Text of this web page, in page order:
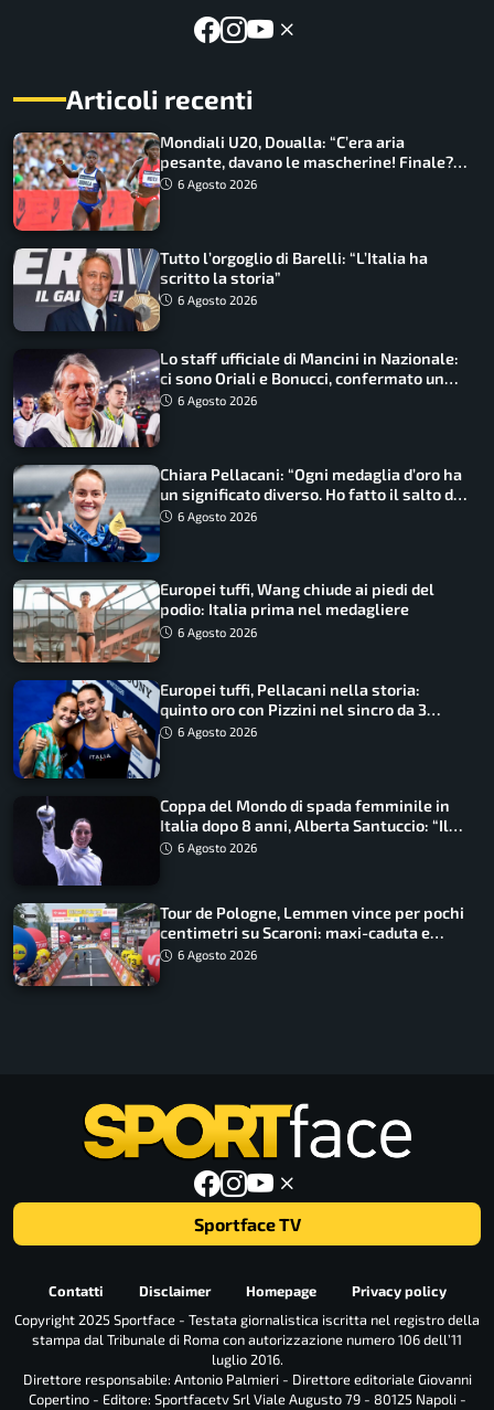
Articoli recenti
Mondiali U20, Doualla: “C’era aria
pesante, davano le mascherine! Finale?
Non ho nulla da perdere”
6 Agosto 2026
Tutto l’orgoglio di Barelli: “L’Italia ha
scritto la storia”
6 Agosto 2026
Lo staff ufficiale di Mancini in Nazionale:
ci sono Oriali e Bonucci, confermato un
ritorno
6 Agosto 2026
Chiara Pellacani: “Ogni medaglia d’oro ha
un significato diverso. Ho fatto il salto di
qualità”
6 Agosto 2026
Europei tuffi, Wang chiude ai piedi del
podio: Italia prima nel medagliere
6 Agosto 2026
Europei tuffi, Pellacani nella storia:
quinto oro con Pizzini nel sincro da 3
metri
6 Agosto 2026
Coppa del Mondo di spada femminile in
Italia dopo 8 anni, Alberta Santuccio: “Il
lavoro dà sempre i suoi frutti”
6 Agosto 2026
Tour de Pologne, Lemmen vince per pochi
centimetri su Scaroni: maxi-caduta e
tappa accorciata
6 Agosto 2026
Sportface TV
Contatti Disclaimer Homepage
Privacy policy
Copyright 2025 Sportface - Testata giornalistica iscritta nel registro della
stampa dal Tribunale di Roma con autorizzazione numero 106 dell’11
luglio 2016.
Direttore responsabile: Antonio Palmieri - Direttore editoriale Giovanni
Copertino - Editore: Sportfacetv Srl Viale Augusto 79 - 80125 Napoli -